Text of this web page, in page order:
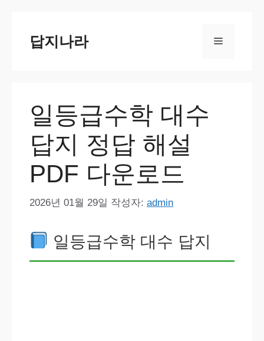
답지나라 메
일등급수학 대수
답지 정답 해설
PDF 다운로드
2026년 01월 29일 작성자: admin
일등급수학 대수 답지